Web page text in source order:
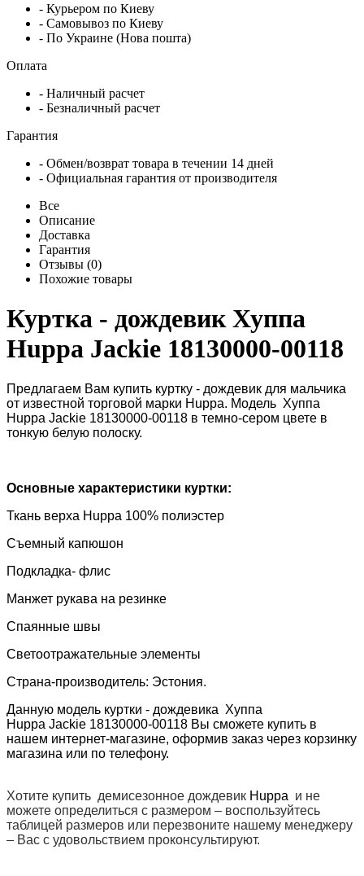
- Курьером по Киеву
- Самовывоз по Киеву
- По Украине (Нова пошта)
Оплата
- Наличный расчет
- Безналичный расчет
Гарантия
- Обмен/возврат товара в течении 14 дней
- Официальная гарантия от производителя
Все
Описание
Доставка
Гарантия
Отзывы (0)
Похожие товары
Куртка - дождевик Хуппа
Huppa Jackie 18130000-00118
Предлагаем Вам купить куртку - дождевик для мальчика
от известной торговой марки Huppa. Модель Хуппа
Huppa Jackie 18130000-00118 в темно-сером цвете в
тонкую белую полоску.
Основные характеристики куртки:
Ткань верха Huppa 100% полиэстер
Съемный капюшон
Подкладка- флис
Манжет рукава на резинке
Спаянные швы
Светоотражательные элементы
Страна-производитель: Эстония.
Данную модель куртки - дождевика Хуппа
Huppa Jackie 18130000-00118 Вы сможете купить в
нашем интернет-магазине, оформив заказ через корзинку
магазина или по телефону.
Хотите купить демисезонное дождевик Huppa и не
можете определиться с размером – воспользуйтесь
таблицей размеров или перезвоните нашему менеджеру
– Вас с удовольствием проконсультируют.